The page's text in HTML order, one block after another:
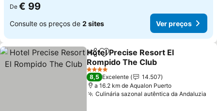
De € 99
Consulte os preços de 2 sites Ver preços
PartilharAdicionar aos favoritos
Hotel Precise Resort El
Rompido The Club
4 Estrelas
8,5 Excelente
14.507
a 16.2 km de Aqualon Puerto
Culinária sazonal autêntica da Andaluzia